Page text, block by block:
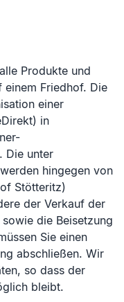
Produkte und
einem Friedhof. Die
einer
in
Die unter
hingegen von
Stötteritz)
der Verkauf der
die Beisetzung
Sie einen
abschließen. Wir
so dass der
bleibt.